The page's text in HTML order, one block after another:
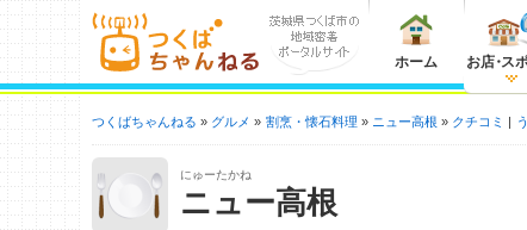
ホーム お店・ス
つくばちゃんねる グルメ 割烹・懐石料理 ニュー高根 クチコミ
にゅーたかね
ニュー高根